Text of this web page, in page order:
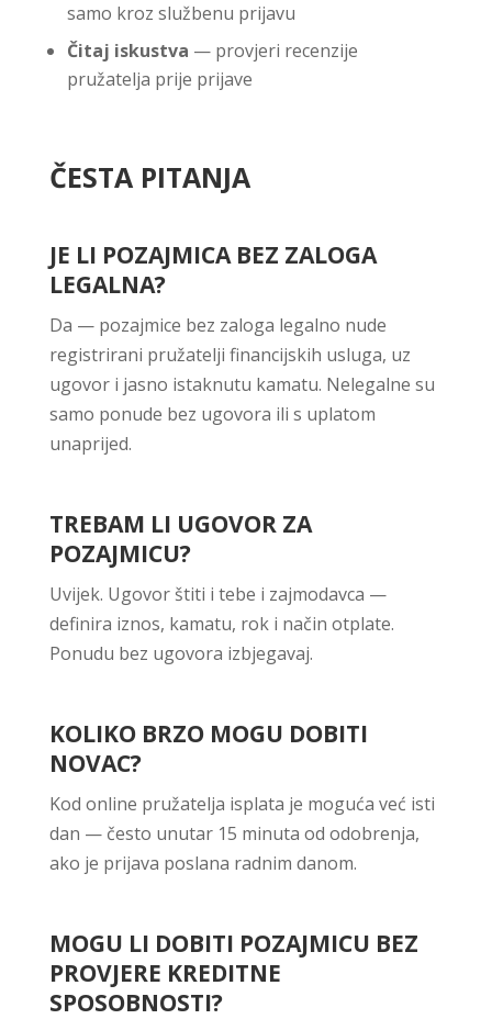
samo kroz službenu prijavu
Čitaj iskustva — provjeri recenzije
pružatelja prije prijave
ČESTA PITANJA
JE LI POZAJMICA BEZ ZALOGA
LEGALNA?
Da — pozajmice bez zaloga legalno nude
registrirani pružatelji financijskih usluga, uz
ugovor i jasno istaknutu kamatu. Nelegalne su
samo ponude bez ugovora ili s uplatom
unaprijed.
TREBAM LI UGOVOR ZA
POZAJMICU?
Uvijek. Ugovor štiti i tebe i zajmodavca —
definira iznos, kamatu, rok i način otplate.
Ponudu bez ugovora izbjegavaj.
KOLIKO BRZO MOGU DOBITI
NOVAC?
Kod online pružatelja isplata je moguća već isti
dan — često unutar 15 minuta od odobrenja,
ako je prijava poslana radnim danom.
MOGU LI DOBITI POZAJMICU BEZ
PROVJERE KREDITNE
SPOSOBNOSTI?